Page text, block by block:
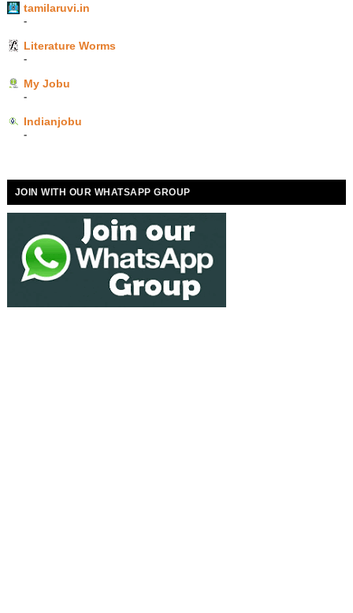
tamilaruvi.in
-
Literature Worms
-
My Jobu
-
Indianjobu
-
JOIN WITH OUR WHATSAPP GROUP